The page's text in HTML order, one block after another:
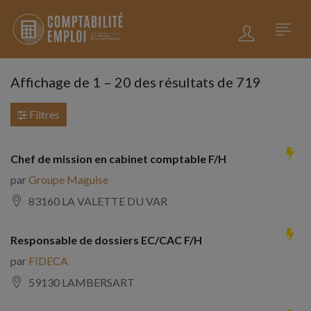
Affichage de 1 – 20 des résultats de 719
Filtres
Chef de mission en cabinet comptable F/H
parGroupe Maguise
83160 LA VALETTE DU VAR
Responsable de dossiers EC/CAC F/H
par FIDECA
59130 LAMBERSART